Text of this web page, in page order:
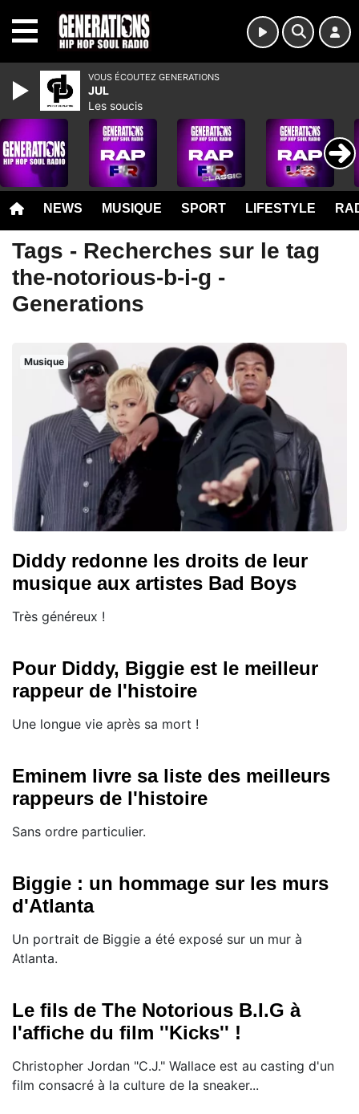
NEWS MUSIQUE SPORT LIFESTYLE
Tags - Recherches sur le tag
the-notorious-b-i-g -
Generations
Musique
Diddy redonne les droits de leur
musique aux artistes Bad Boys
Très généreux !
Pour Diddy, Biggie est le meilleur
rappeur de l'histoire
Une longue vie après sa mort !
Eminem livre sa liste des meilleurs
rappeurs de l'histoire
Sans ordre particulier.
Biggie : un hommage sur les murs
d'Atlanta
Un portrait de Biggie a été exposé sur un mur à
Atlanta.
Le fils de The Notorious B.I.G à
l'affiche du film ''Kicks'' !
Christopher Jordan "C.J." Wallace est au casting d'un
film consacré à la culture de la sneaker...
VOUS ÉCOUTEZ GENERATIONS
JUL
Les soucis